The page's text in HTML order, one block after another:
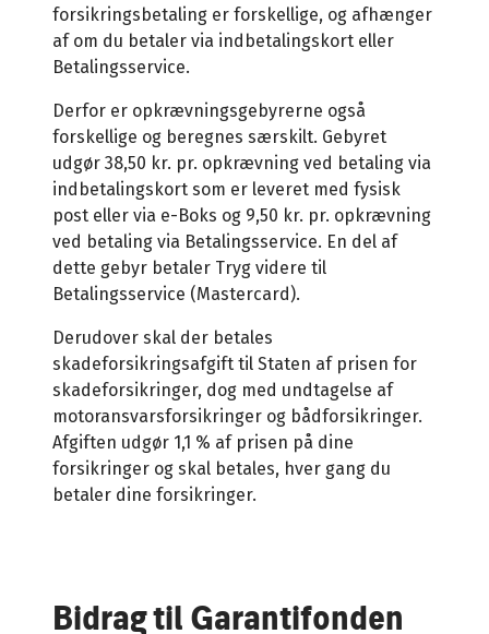
forsikringsbetaling er forskellige, og afhænger
af om du betaler via indbetalingskort eller
Betalingsservice.
Derfor er opkrævningsgebyrerne også
forskellige og beregnes særskilt. Gebyret
udgør 38,50 kr. pr. opkrævning ved betaling via
indbetalingskort som er leveret med fysisk
post eller via e-Boks og 9,50 kr. pr. opkrævning
ved betaling via Betalingsservice. En del af
dette gebyr betaler Tryg videre til
Betalingsservice (Mastercard).
Derudover skal der betales
skadeforsikringsafgift til Staten af prisen for
skadeforsikringer, dog med undtagelse af
motoransvarsforsikringer og bådforsikringer.
Afgiften udgør 1,1 % af prisen på dine
forsikringer og skal betales, hver gang du
betaler dine forsikringer.
Bidrag til Garantifonden